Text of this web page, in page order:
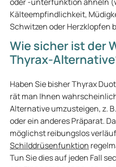
Kälteempfindlichkeit,
Schwitzen oder Herzklopfen
Wie sicher ist der
Thyrax-
Haben Sie bisher Thyrax
rät man Ihnen
Alternative umzusteigen, z.
oder ein anderes Präparat.
möglichst reibungslos
Schilddrüsenfunktion
Tun Sie dies auf jeden Fall